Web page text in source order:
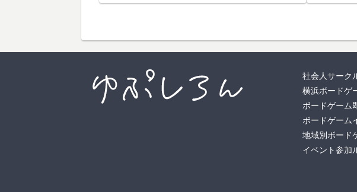
社会人サーク
横浜ボードゲ
ボードゲーム
ボードゲーム
地域別ボード
イベント参加